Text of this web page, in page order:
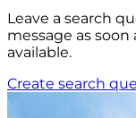
Leave a search
message as
available.
Create search